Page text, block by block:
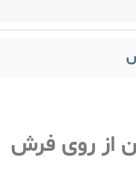
از روی فرش